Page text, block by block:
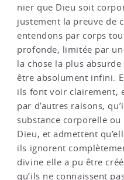
nier que Dieu soit
justement la preuve de
entendons par corps
profonde, limitée par
la chose la plus
être absolument infini.
ils font voir clairement,
par d’autres raisons,
substance corporelle
Dieu, et admettent
ils ignorent
divine elle a pu être
qu’ils ne connaissent